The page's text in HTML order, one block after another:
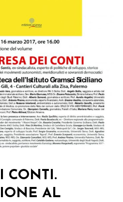
CONTI.
AL